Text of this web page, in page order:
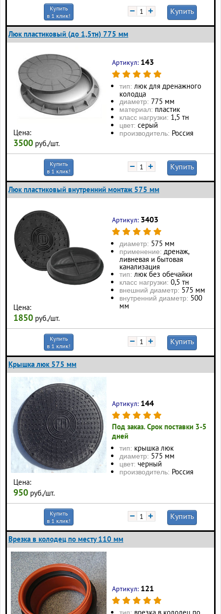
Купить
в 1 клик!
− + Купить
Люк пластиковый (до 1,5тн) 775 мм
Цена:
3500 руб./шт.
Артикул: 143
тип: люк для дренажного
колодца
диаметр: 775 мм
материал: пластик
класс нагрузки: 1,5 тн
цвет: серый
производитель: Россия
Купить
в 1 клик!
− + Купить
Люк пластиковый внутренний монтаж 575 мм
Цена:
1850 руб./шт.
Артикул: 3403
диаметр: 575 мм
применение: дренаж,
ливневая и бытовая
канализация
тип: люк без обечайки
класс нагрузки: 0,5 тн
внешний диаметр: 575 мм
внутренний диаметр: 500
мм
Купить
в 1 клик!
− + Купить
Крышка люк 575 мм
Цена:
950 руб./шт.
Артикул: 144
Под заказ. Срок поставки 3-5
дней
тип: крышка люк
диаметр: 575 мм
цвет: черный
производитель: Россия
Купить
в 1 клик!
− + Купить
Врезка в колодец по месту 110 мм
Артикул: 121